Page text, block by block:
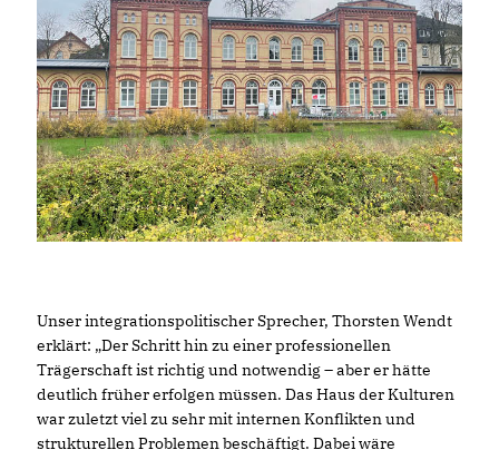
Unser integrationspolitischer Sprecher, Thorsten Wendt
erklärt: „Der Schritt hin zu einer professionellen
Trägerschaft ist richtig und notwendig – aber er hätte
deutlich früher erfolgen müssen. Das Haus der Kulturen
war zuletzt viel zu sehr mit internen Konflikten und
strukturellen Problemen beschäftigt. Dabei wäre